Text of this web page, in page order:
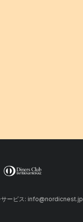
ービス: info@nordicnest.jp